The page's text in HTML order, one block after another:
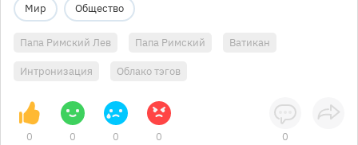
Мир Общество
Папа Римский Лев Папа Римский Ватикан
Интронизация Облако тэгов
0 0 0 0 0